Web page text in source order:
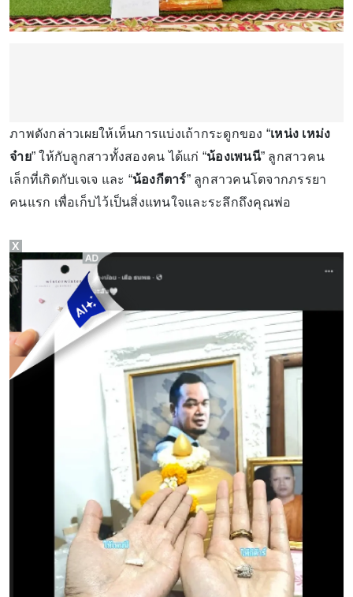
ภาพดังกล่าวเผยให้เห็นการแบ่งเถ้ากระดูกของ “เหน่ง เหม่ง
จ๋าย” ให้กับลูกสาวทั้งสองคน ได้แก่ “น้องเพนนี” ลูกสาวคน
เล็กที่เกิดกับเจเจ และ “น้องกีตาร์” ลูกสาวคนโตจากภรรยา
คนแรก เพื่อเก็บไว้เป็นสิ่งแทนใจและระลึกถึงคุณพ่อ
X